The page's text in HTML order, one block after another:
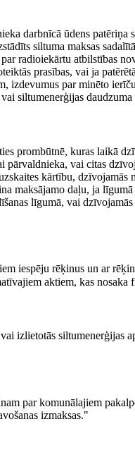
darbnīcā ūdens
siltuma maksas
radioiekārtu atbilstības
prasības, vai ja
izdevumus par minēto
siltumenerģijas
prombūtnē, kuras laikā
pārvaldnieka, vai citas
kārtību, dzīvojamās
maksājamo daļu, ja
līgumā, vai
iespēju rēķinus un ar
aktiem, kas
izlietotās siltumenerģijas
par komunālajiem
izmaksas."